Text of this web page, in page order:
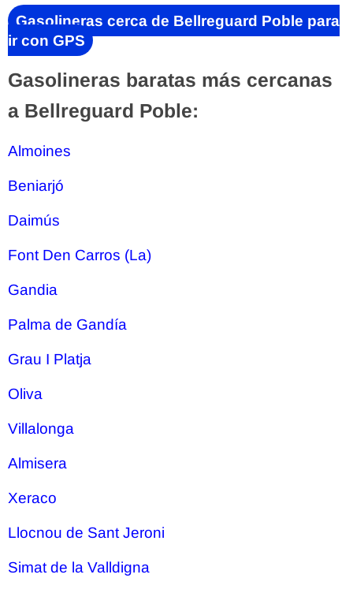
Gasolineras cerca de Bellreguard Poble para
ir con GPS
Gasolineras baratas más cercanas
a Bellreguard Poble:
Almoines
Beniarjó
Daimús
Font Den Carros (La)
Gandia
Palma de Gandía
Grau I Platja
Oliva
Villalonga
Almisera
Xeraco
Llocnou de Sant Jeroni
Simat de la Valldigna